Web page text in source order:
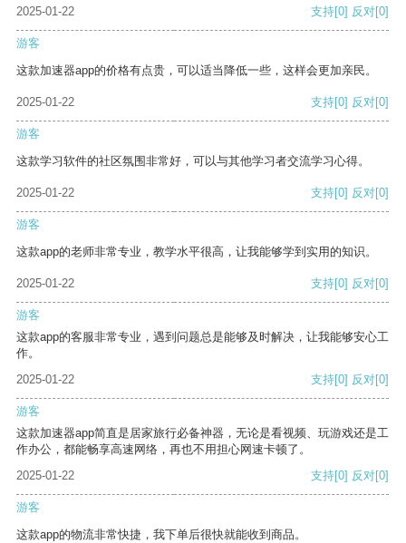
2025-01-22
支持[0] 反对[0]
游客
这款加速器app的价格有点贵，可以适当降低一些，这样会更加亲民。
2025-01-22 支持[0] 反对[0]
游客
这款学习软件的社区氛围非常好，可以与其他学习者交流学习心得。
2025-01-22 支持[0] 反对[0]
游客
这款app的老师非常专业，教学水平很高，让我能够学到实用的知识。
2025-01-22 支持[0] 反对[0]
游客
这款app的客服非常专业，遇到问题总是能够及时解决，让我能够安心工
作。
2025-01-22
支持[0] 反对[0]
游客
这款加速器app简直是居家旅行必备神器，无论是看视频、玩游戏还是工
作办公，都能畅享高速网络，再也不用担心网速卡顿了。
2025-01-22
支持[0] 反对[0]
游客
这款app的物流非常快捷，我下单后很快就能收到商品。